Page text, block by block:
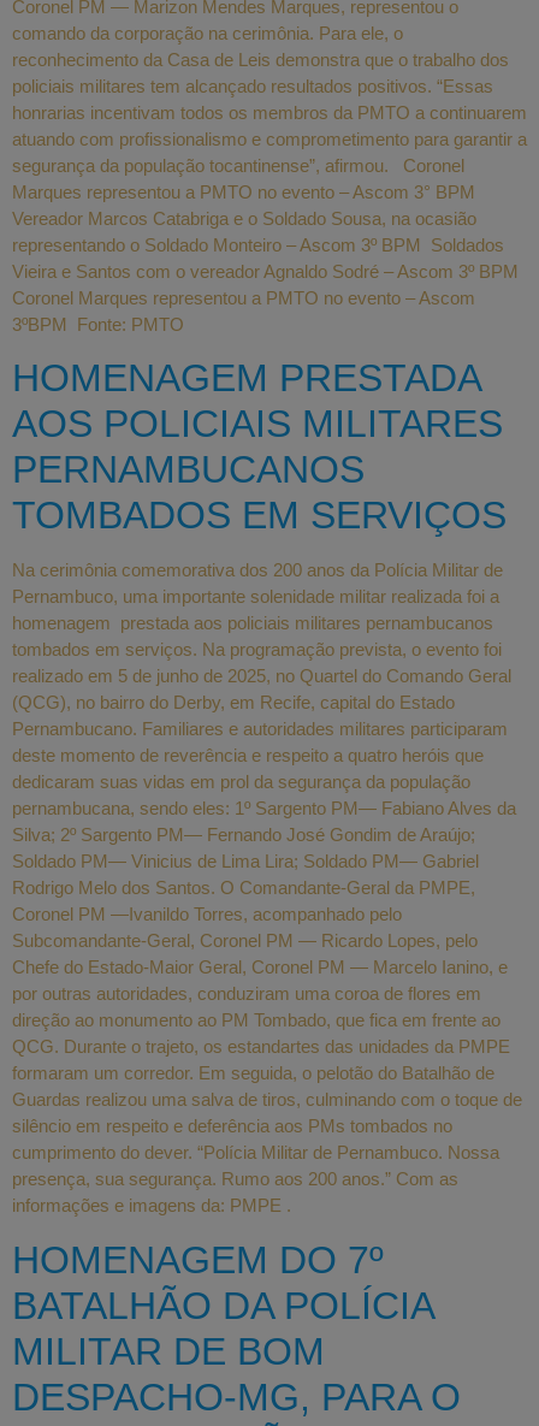
Coronel PM — Marizon Mendes Marques, representou o
comando da corporação na cerimônia. Para ele, o
reconhecimento da Casa de Leis demonstra que o trabalho dos
policiais militares tem alcançado resultados positivos. “Essas
honrarias incentivam todos os membros da PMTO a continuarem
atuando com profissionalismo e comprometimento para garantir a
segurança da população tocantinense”, afirmou. Coronel
Marques representou a PMTO no evento – Ascom 3° BPM
Vereador Marcos Catabriga e o Soldado Sousa, na ocasião
representando o Soldado Monteiro – Ascom 3º BPM Soldados
Vieira e Santos com o vereador Agnaldo Sodré – Ascom 3º BPM
Coronel Marques representou a PMTO no evento – Ascom
3ºBPM Fonte: PMTO
HOMENAGEM PRESTADA
AOS POLICIAIS MILITARES
PERNAMBUCANOS
TOMBADOS EM SERVIÇOS
Na cerimônia comemorativa dos 200 anos da Polícia Militar de
Pernambuco, uma importante solenidade militar realizada foi a
homenagem prestada aos policiais militares pernambucanos
tombados em serviços. Na programação prevista, o evento foi
realizado em 5 de junho de 2025, no Quartel do Comando Geral
(QCG), no bairro do Derby, em Recife, capital do Estado
Pernambucano. Familiares e autoridades militares participaram
deste momento de reverência e respeito a quatro heróis que
dedicaram suas vidas em prol da segurança da população
pernambucana, sendo eles: 1º Sargento PM— Fabiano Alves da
Silva; 2º Sargento PM— Fernando José Gondim de Araújo;
Soldado PM— Vinicius de Lima Lira; Soldado PM— Gabriel
Rodrigo Melo dos Santos. O Comandante-Geral da PMPE,
Coronel PM —Ivanildo Torres, acompanhado pelo
Subcomandante-Geral, Coronel PM — Ricardo Lopes, pelo
Chefe do Estado-Maior Geral, Coronel PM — Marcelo Ianino, e
por outras autoridades, conduziram uma coroa de flores em
direção ao monumento ao PM Tombado, que fica em frente ao
QCG. Durante o trajeto, os estandartes das unidades da PMPE
formaram um corredor. Em seguida, o pelotão do Batalhão de
Guardas realizou uma salva de tiros, culminando com o toque de
silêncio em respeito e deferência aos PMs tombados no
cumprimento do dever. “Polícia Militar de Pernambuco. Nossa
presença, sua segurança. Rumo aos 200 anos.” Com as
informações e imagens da: PMPE .
HOMENAGEM DO 7º
BATALHÃO DA POLÍCIA
MILITAR DE BOM
DESPACHO-MG, PARA O